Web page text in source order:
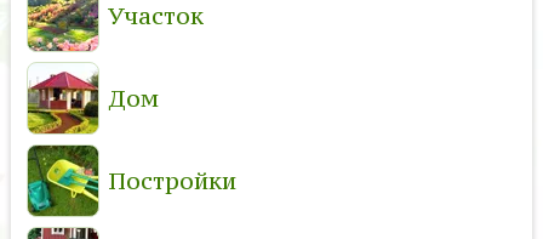
Участок
Дом
Постройки